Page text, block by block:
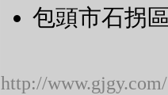
包頭市石拐
http://www.gjgy.com/